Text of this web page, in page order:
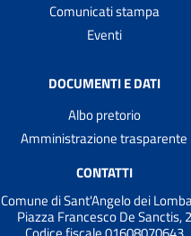
Comunicati stampa
Eventi
DOCUMENTI E DATI
Albo pretorio
Amministrazione trasparente
CONTATTI
Comune di Sant'Angelo dei
Piazza Francesco De Sanctis, 2